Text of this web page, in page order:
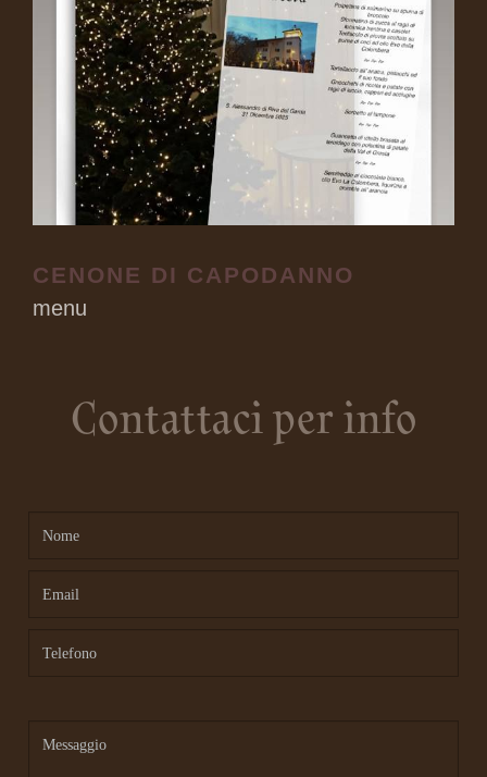
CENONE DI CAPODANNO
menu
Contattaci per info